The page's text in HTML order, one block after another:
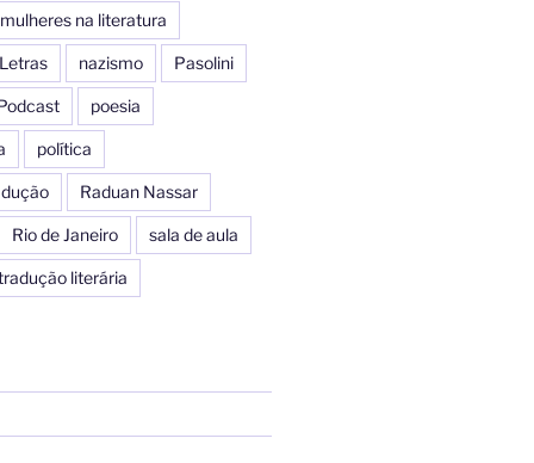
mulheres na literatura
nazismo Pasolini
poesia
política
Raduan Nassar
Rio de Janeiro sala de aula
literária